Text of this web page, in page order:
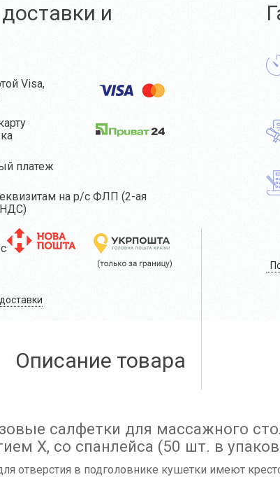
и
Visa,
платеж
на р/с ФЛП (2-ая
НДС)
Описание товара
салфетки для массажного
X, со спанлейса (50 шт. в
отверстия в подголовнике кушетки имеют